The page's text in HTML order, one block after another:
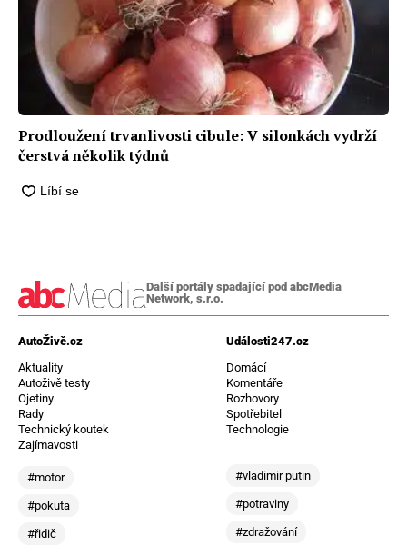
Prodloužení trvanlivosti cibule: V silonkách vydrží
čerstvá několik týdnů
Další portály spadající pod abcMedia
Network, s.r.o.
AutoŽivě.cz
Aktuality
Autoživě testy
Ojetiny
Rady
Technický koutek
Zajímavosti
#motor
#pokuta
#řidič
Události247.cz
Domácí
Komentáře
Rozhovory
Spotřebitel
Technologie
#vladimir putin
#potraviny
#zdražování